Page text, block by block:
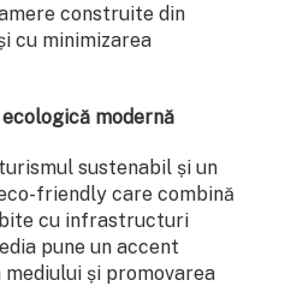
construite din
cu minimizarea
ecologică modernă
sustenabil și un
friendly care combină
cu infrastructuri
pune un accent
și promovarea